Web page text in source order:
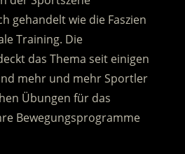
gehandelt wie die Faszien
Training. Die
das Thema seit einigen
mehr und mehr Sportler
Übungen für das
Bewegungsprogramme